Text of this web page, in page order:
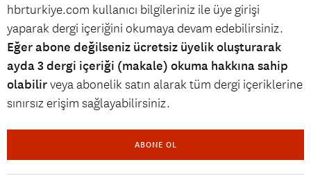
hbrturkiye.com kullanıcı bilgileriniz ile üye girişi
yaparak dergi içeriğini okumaya devam edebilirsiniz.
Eğer abone değilseniz ücretsiz üyelik oluşturarak
ayda 3 dergi içeriği (makale) okuma hakkına sahip
olabilirveya abonelik satın alarak tüm dergi içeriklerine
sınırsız erişim sağlayabilirsiniz.
ABONE OL